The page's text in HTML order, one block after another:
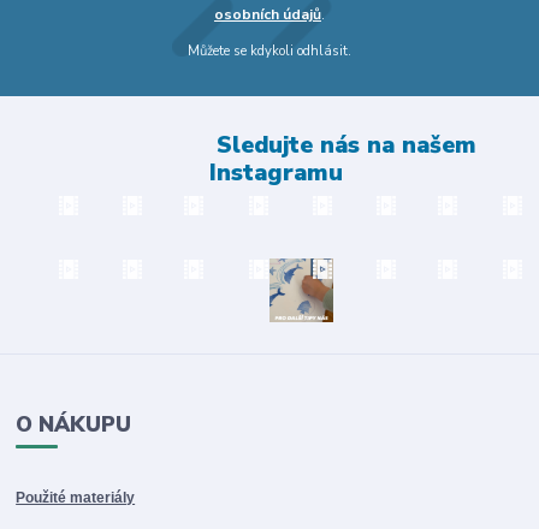
osobních údajů.
Můžete se kdykoli odhlásit.
Sledujte nás na našem
Instagramu
O NÁKUPU
Použité materiály